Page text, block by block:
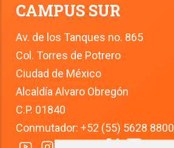
CAMPUS SUR
Av. de los Tanques no. 865
Col. Torres de Potrero
Ciudad de México
Alcaldía Alvaro Obregón
C.P. 01840
Conmutador: +52 (55) 5628 8800